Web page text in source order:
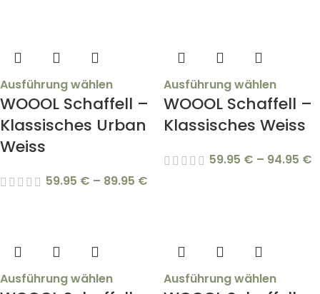
Ausführung wählen
WOOOL Schaffell –
Klassisches Urban
Weiss
59.95 € – 89.95 €
Ausführung wählen
WOOOL Schaffell –
Klassisches Weiss
59.95 € – 94.95 €
Ausführung wählen Ausführung wählen